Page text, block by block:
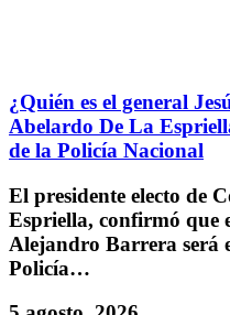
¿Quién es el general
Abelardo De La
de la Policía Nacional
El presidente electo de
Espriella, confirmó que
Alejandro Barrera será
Policía…